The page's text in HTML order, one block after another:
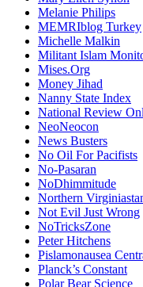
Melanie Philips
MEMRIblog Turkey
Michelle Malkin
Militant Islam
Mises.Org
Money Jihad
Nanny State Index
National Review
NeoNeocon
News Busters
No Oil For Pacifists
No-Pasaran
NoDhimmitude
Northern
Not Evil Just Wrong
NoTricksZone
Peter Hitchens
Pislamonausea
Planck’s Constant
Polar Bear Science